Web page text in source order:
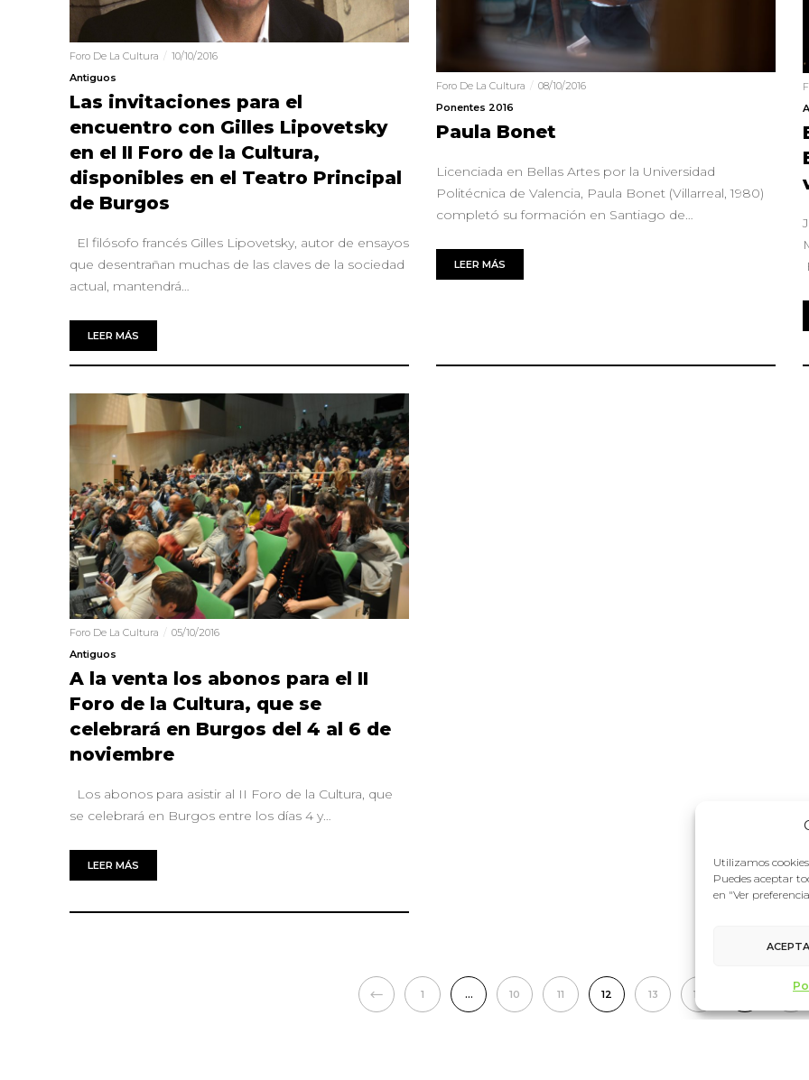
Utilizamos
Puedes aceptar
en "Ver
Foro De La Cultura
10/10/2016
Antiguos
Las invitaciones para el
encuentro con Gilles Lipovetsky
en eI II Foro de la Cultura,
disponibles en el Teatro Principal
de Burgos
El filósofo francés Gilles Lipovetsky, autor de ensayos
que desentrañan muchas de las claves de la sociedad
actual, mantendrá…
LEER MÁS
Foro De La Cultura
08/10/2016
Ponentes 2016
Paula Bonet
Licenciada en Bellas Artes por la Universidad
Politécnica de Valencia, Paula Bonet (Villarreal, 1980)
completó su formación en Santiago de…
LEER MÁS
Foro De La Cultura
05/10/2016
Antiguos
A la venta los abonos para el II
Foro de la Cultura, que se
celebrará en Burgos del 4 al 6 de
noviembre
Los abonos para asistir al II Foro de la Cultura, que
se celebrará en Burgos entre los días 4 y…
LEER MÁS
1 … 10 11 12 13 14 18